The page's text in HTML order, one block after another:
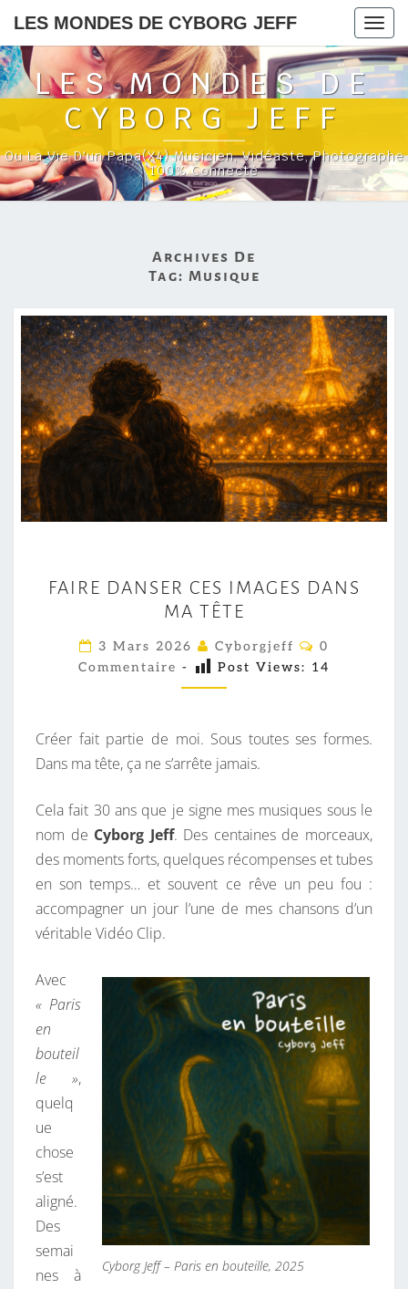
LES MONDES DE CYBORG JEFF
LES MONDES DE
CYBORG JEFF
Ou La Vie D'un Papa(x4) Musicien, Vidéaste, Photographe
100% Connecté
Archives De
Tag: Musique
A
I
R
E
D
N
S
R
C
E
S
I
E
D
N
S
M
A
T
Ê
T
FAIRE DANSER CES IMAGES DANS
MA TÊTE
3 Mars 2026 Cyborgjeff
C
M
A
0
Commentaire - Post Views: 14
Créer fait partie de moi. Sous toutes ses formes.
Dans ma tête, ça ne s’arrête jamais.
Cela fait 30 ans que je signe mes musiques sous le
nom de Cyborg Jeff. Des centaines de morceaux,
des moments forts, quelques récompenses et tubes
en son temps… et souvent ce rêve un peu fou :
accompagner un jour l’une de mes chansons d’un
véritable Vidéo Clip.
Cyborg Jeff – Paris en bouteille, 2025
Avec
« Paris
en
bouteil
le »,
quelq
ue
chose
s’est
aligné.
Des
semai
nes à